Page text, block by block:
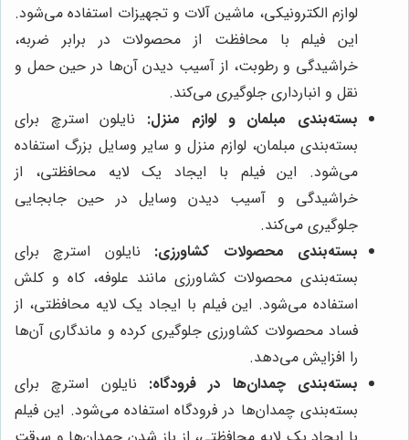
لوازم الکترونیکی، ماشین آلات و تجهیزات استفاده می‌شود.
این فیلم با محافظت از محصولات در برابر ضربه،
خراشیدگی و رطوبت، از آسیب دیدن آن‌ها در حین حمل و
نقل و انبارداری جلوگیری می‌کند.
بسته‌بندی مبلمان و لوازم منزل: نایلون استرچ برای
بسته‌بندی مبلمان، لوازم منزل و سایر وسایل بزرگ استفاده
می‌شود. این فیلم با ایجاد یک لایه محافظتی، از
خراشیدگی و آسیب دیدن وسایل در حین جابجایی
جلوگیری می‌کند.
بسته‌بندی محصولات کشاورزی: نایلون استرچ برای
بسته‌بندی محصولات کشاورزی مانند علوفه، کاه و کلش
استفاده می‌شود. این فیلم با ایجاد یک لایه محافظتی، از
فساد محصولات کشاورزی جلوگیری کرده و ماندگاری آن‌ها
را افزایش می‌دهد.
بسته‌بندی چمدان‌ها در فرودگاه: نایلون استرچ برای
بسته‌بندی چمدان‌ها در فرودگاه استفاده می‌شود. این فیلم